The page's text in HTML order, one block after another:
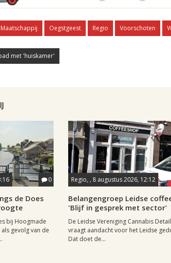
Maatschappij Oegstgeest Regio Voorschoten
met 'huiskamer'
0
de Does
bij Hoogmade
gevolg van de
Regio, , 8 augustus 2026, 12:12
Belangengroep Leidse
'Blijf in gesprek met sector'
De Leidse Vereniging Cannabis
vraagt aandacht voor het Leidse
Dat doet de...